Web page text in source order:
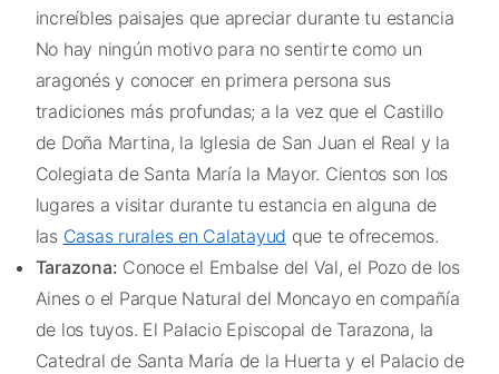
increíbles paisajes que apreciar durante tu estancia
No hay ningún motivo para no sentirte como un
aragonés y conocer en primera persona sus
tradiciones más profundas; a la vez que el Castillo
de Doña Martina, la Iglesia de San Juan el Real y la
Colegiata de Santa María la Mayor. Cientos son los
lugares a visitar durante tu estancia en alguna de
las Casas rurales en Calatayud que te ofrecemos.
Tarazona: Conoce el Embalse del Val, el Pozo de los
Aines o el Parque Natural del Moncayo en compañía
de los tuyos. El Palacio Episcopal de Tarazona, la
Catedral de Santa María de la Huerta y el Palacio de